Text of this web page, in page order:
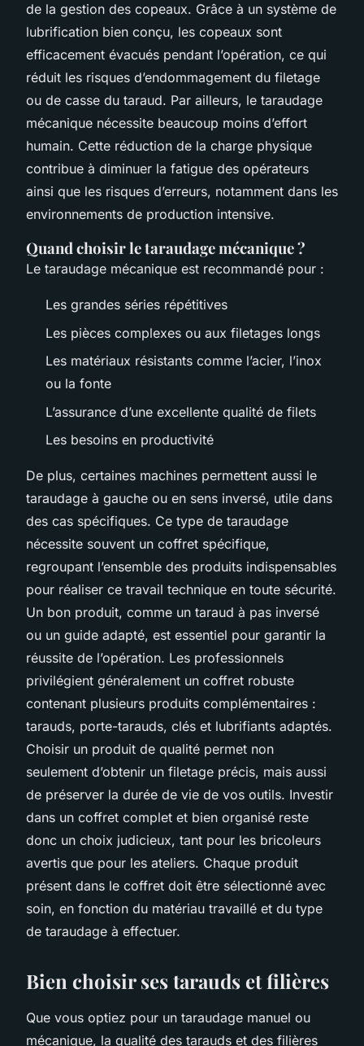
de la gestion des copeaux. Grâce à un système de
lubrification bien conçu, les copeaux sont
efficacement évacués pendant l’opération, ce qui
réduit les risques d’endommagement du filetage
ou de casse du taraud. Par ailleurs, le taraudage
mécanique nécessite beaucoup moins d’effort
humain. Cette réduction de la charge physique
contribue à diminuer la fatigue des opérateurs
ainsi que les risques d’erreurs, notamment dans les
environnements de production intensive.
Quand choisir le taraudage mécanique ?
Le taraudage mécanique est recommandé pour :
Les grandes séries répétitives
Les pièces complexes ou aux filetages longs
Les matériaux résistants comme l’acier, l’inox
ou la fonte
L’assurance d’une excellente qualité de filets
Les besoins en productivité
De plus, certaines machines permettent aussi le
taraudage à gauche ou en sens inversé, utile dans
des cas spécifiques. Ce type de taraudage
nécessite souvent un coffret spécifique,
regroupant l’ensemble des produits indispensables
pour réaliser ce travail technique en toute sécurité.
Un bon produit, comme un taraud à pas inversé
ou un guide adapté, est essentiel pour garantir la
réussite de l’opération. Les professionnels
privilégient généralement un coffret robuste
contenant plusieurs produits complémentaires :
tarauds, porte-tarauds, clés et lubrifiants adaptés.
Choisir un produit de qualité permet non
seulement d’obtenir un filetage précis, mais aussi
de préserver la durée de vie de vos outils. Investir
dans un coffret complet et bien organisé reste
donc un choix judicieux, tant pour les bricoleurs
avertis que pour les ateliers. Chaque produit
présent dans le coffret doit être sélectionné avec
soin, en fonction du matériau travaillé et du type
de taraudage à effectuer.
Bien choisir ses tarauds et filières
Que vous optiez pour un taraudage manuel ou
mécanique, la qualité des tarauds et des filières